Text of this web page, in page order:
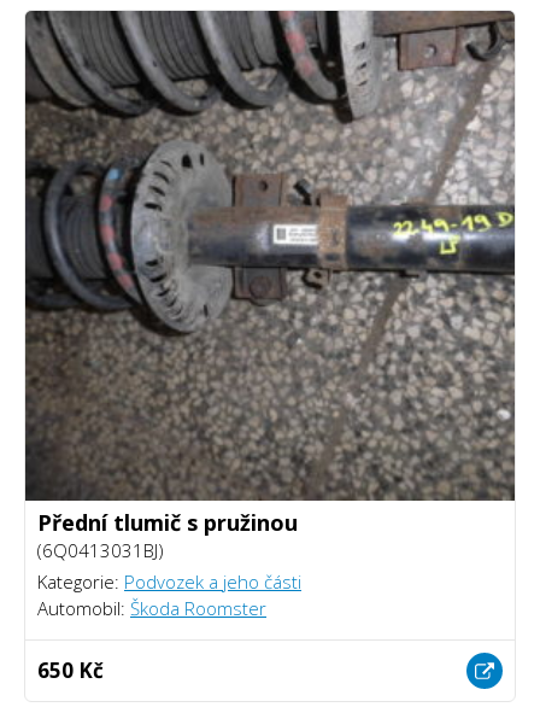
Přední tlumič s pružinou
(6Q0413031BJ)
Kategorie: Podvozek a jeho části
Automobil: Škoda Roomster
650 Kč